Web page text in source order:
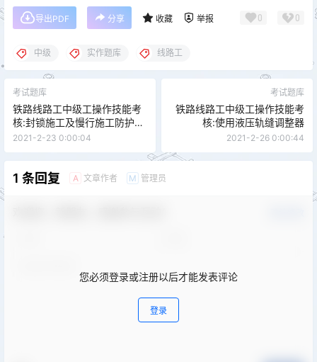
导出PDF 分享 收藏 举报 0 0
中级 实作题库 线路工
考试题库
铁路线路工中级工操作技能考
核:封锁施工及慢行施工防护
（单线区间）
2021-2-23 0:00:04
考试题库
铁路线路工中级工操作技能考
核:使用液压轨缝调整器
2021-2-26 0:00:44
1 条回复 A 文章作者 M 管理员
您必须登录或注册以后才能发表评论
登录